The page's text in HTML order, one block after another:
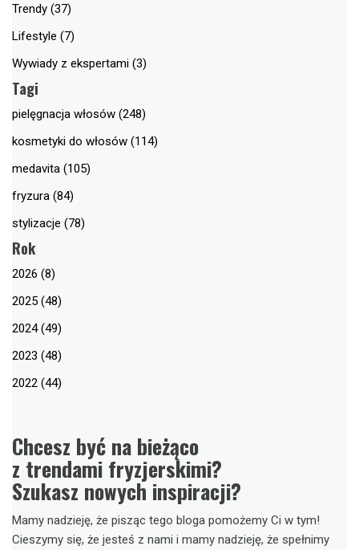
Trendy (37)
Lifestyle (7)
Wywiady z ekspertami (3)
Tagi
pielęgnacja włosów (248)
kosmetyki do włosów (114)
medavita (105)
fryzura (84)
stylizacje (78)
Rok
2026 (8)
2025 (48)
2024 (49)
2023 (48)
2022 (44)
Chcesz być na bieżąco
z trendami fryzjerskimi?
Szukasz nowych inspiracji?
Mamy nadzieję, że pisząc tego bloga pomożemy Ci w tym!
Cieszymy się, że jesteś z nami i mamy nadzieję, że spełnimy